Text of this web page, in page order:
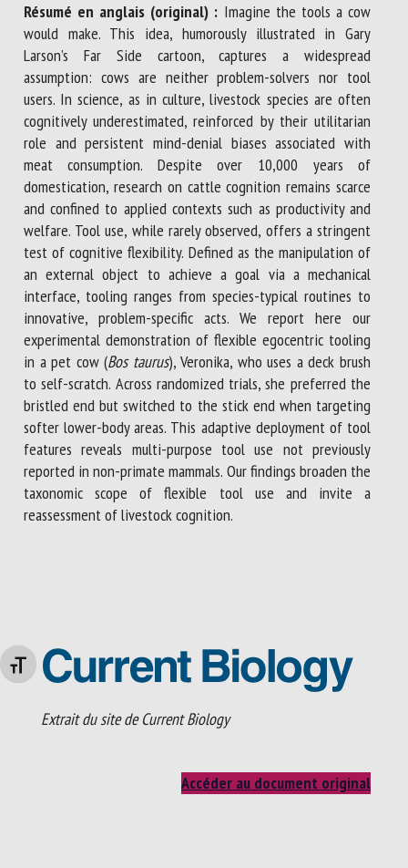
Changer la taille de la police
Résumé en anglais (original) : Imagine the tools a cow
would make. This idea, humorously illustrated in Gary
Larson’s Far Side cartoon, captures a widespread
assumption: cows are neither problem-solvers nor tool
users. In science, as in culture, livestock species are often
cognitively underestimated, reinforced by their utilitarian
role and persistent mind-denial biases associated with
meat consumption. Despite over 10,000 years of
domestication, research on cattle cognition remains scarce
and confined to applied contexts such as productivity and
welfare. Tool use, while rarely observed, offers a stringent
test of cognitive flexibility. Defined as the manipulation of
an external object to achieve a goal via a mechanical
interface, tooling ranges from species-typical routines to
innovative, problem-specific acts. We report here our
experimental demonstration of flexible egocentric tooling
in a pet cow (Bos taurus), Veronika, who uses a deck brush
to self-scratch. Across randomized trials, she preferred the
bristled end but switched to the stick end when targeting
softer lower-body areas. This adaptive deployment of tool
features reveals multi-purpose tool use not previously
reported in non-primate mammals. Our findings broaden the
taxonomic scope of flexible tool use and invite a
reassessment of livestock cognition.
Extrait du site de Current Biology
Accéder au document original